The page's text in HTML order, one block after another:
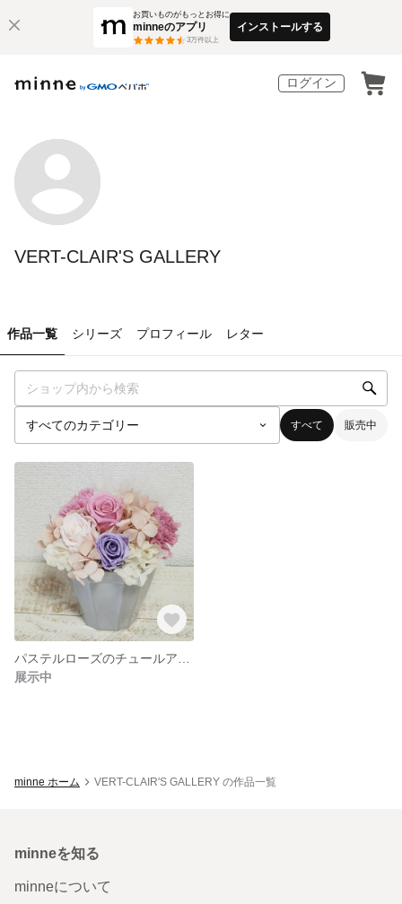
お買いものがもっとお得に
minneのアプリ
3万件以上
インストールする
ログイン
VERT-CLAIR'S GALLERY
作品一覧 シリーズ プロフィール レター
すべて 販売中
展示中
minne ホーム VERT-CLAIR'S GALLERY の作品一覧
minneを知る
minneについて